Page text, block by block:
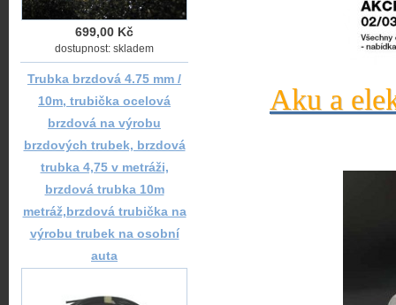
Aku a
699,00 Kč
dostupnost: skladem
Trubka brzdová 4.75 mm /
10m, trubička ocelová
brzdová na výrobu
brzdových trubek, brzdová
trubka 4,75 v metráži,
brzdová trubka 10m
metráž,brzdová trubička na
výrobu trubek na osobní
auta